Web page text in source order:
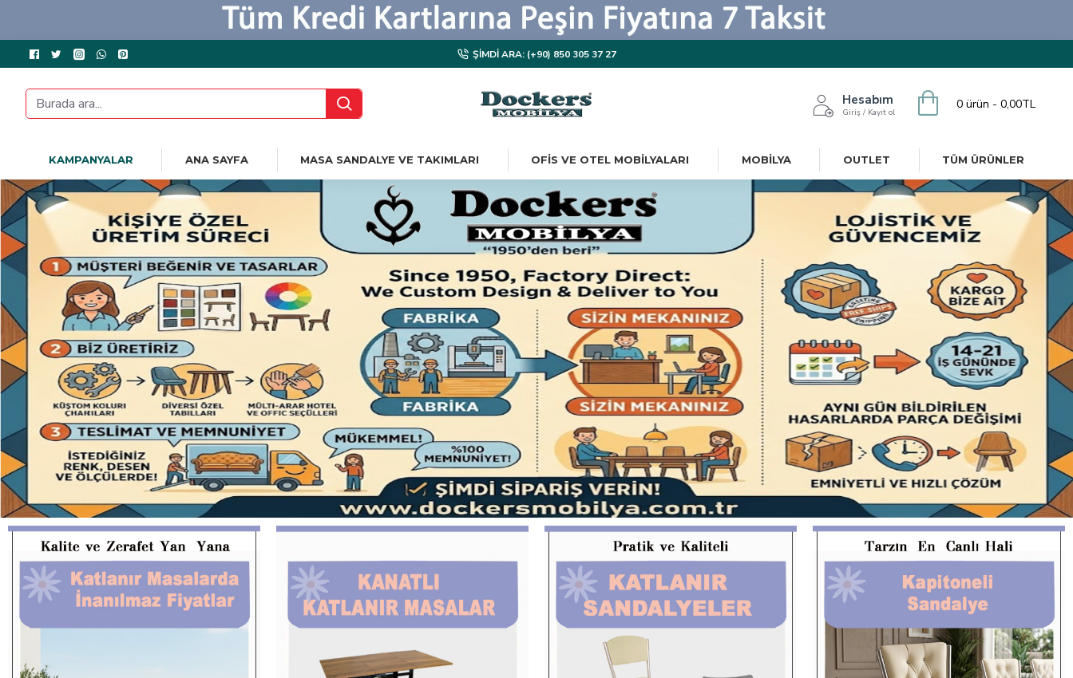
ŞIMDI ARA: (+90) 850 305 37 27
Hesabım
Giriş / Kayıt ol
0 ürün - 0,00TL
KAMPANYALAR ANA SAYFA MASA SANDALYE VE TAKIMLARI OFIS VE OTEL MOBILYALARI MOBILYA OUTLET TÜM ÜRÜNLER